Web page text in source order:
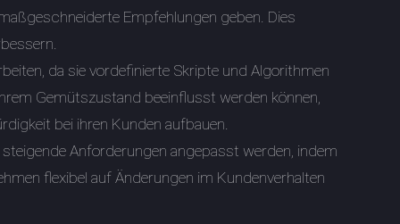
Empfehlungen geben. Dies
da sie vordefinierte Skripte und Algorithmen
Gemütszustand beeinflusst werden können,
bei ihren Kunden aufbauen.
Anforderungen angepasst werden, indem
flexibel auf Änderungen im Kundenverhalten